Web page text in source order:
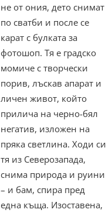
не от ония, дето снимат
по сватби и после се
карат с булката за
фотошоп. Тя е градско
момиче с творчески
порив, лъскав апарат и
личен живот, който
прилича на черно-бял
негатив, изложен на
пряка светлина. Ходи си
тя из Северозапада,
снима природа и руини
– и бам, спира пред
една къща. Изоставена,